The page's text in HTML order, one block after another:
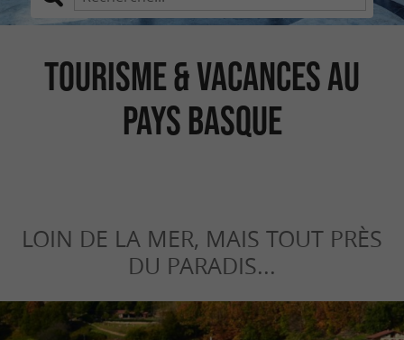
Tourisme & Vacances au
Pays Basque
LOIN DE LA MER, MAIS TOUT PRÈS
DU PARADIS...